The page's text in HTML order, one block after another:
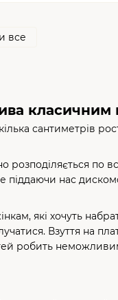
класичним
сантиметрів
по
піддаючи нас
які хочуть
Взуття на
робить
все